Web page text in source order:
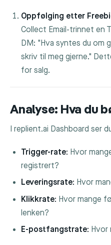
Oppfølging etter
Collect Email-trinnet en
DM: "Hva syntes du om
skriv til meg gjerne."
for salg.
Analyse: Hva du
I replient.ai Dashboard ser
Trigger-rate: Hvor
registrert?
Leveringsrate: Hvor
Klikkrate: Hvor mange
lenken?
E-postfangstrate: Hvor